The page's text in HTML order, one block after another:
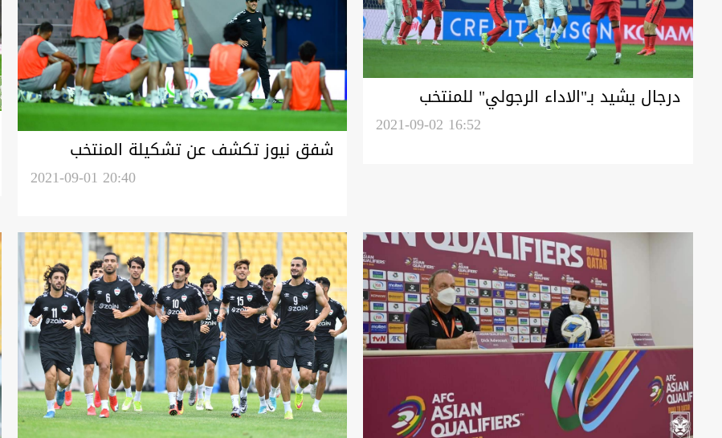
درجال يشيد بـ"الاداء الرجولي" للمنتخب
العراقي في مباراته مع كوريا الجنوبية
2021-09-02 16:52
شفق نيوز تكشف عن تشكيلة المنتخب
2021-09-01 20:40